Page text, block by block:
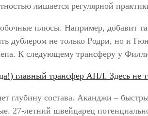
лишается регулярной
плюсы. Например, добавит
дублером не только Родри, но и
К следующему трансферу у
глубину состава. Аканджи –
27-летний швейцарец